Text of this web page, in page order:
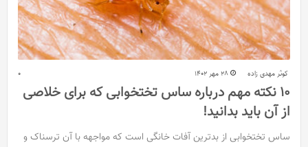
کوثر مهدی زاده 28 مهر 1402 0
10 نکته مهم درباره ساس تختخوابی که برای خلاصی
از آن‌ باید بدانید!
ساس تختخوابی از بدترین آفات خانگی است که مواجهه با آن‌ ترسناک و